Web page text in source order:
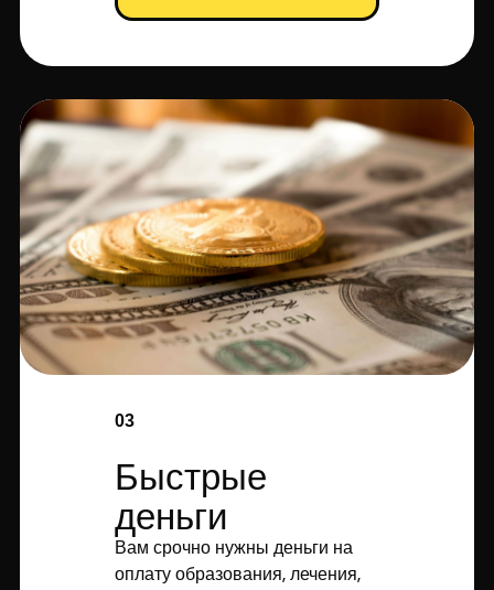
03
Быстрые
деньги
Вам срочно нужны деньги на
оплату образования, лечения,